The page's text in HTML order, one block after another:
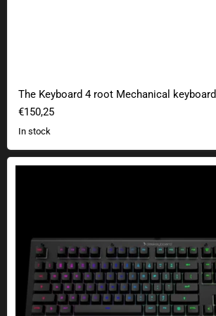
The Keyboard 4 root Mechanical keyboard
€150,25
In stock